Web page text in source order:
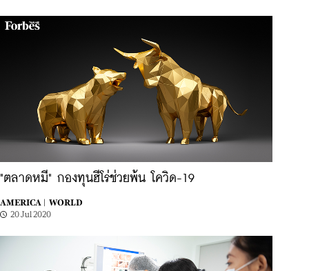
"ตลาดหมี" กองทุนฮีโร่ช่วยพ้น โควิด-19
AMERICA |
WORLD
20 Jul 2020